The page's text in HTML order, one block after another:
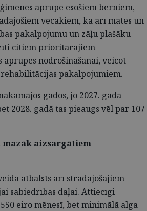
aprūpē esošiem bērniem,
vecākiem, kā arī mātes un
pakalpojumu un zāļu plašāku
citiem prioritārajiem
nodrošināšanai, veicot
pakalpojumiem.
gados, jo 2027. gadā
2028. gadā tas pieaugs vēl par 107
aizsargātiem
atbalsts arī strādājošajiem
sabiedrības daļai. Attiecīgi
eiro mēnesī, bet minimālā alga